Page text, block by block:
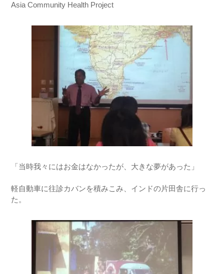
Asia Community Health Project
「当時我々にはお金はなかったが、大きな夢があった」
軽自動車に往診カバンを積みこみ、インドの片田舎に行っ
た。